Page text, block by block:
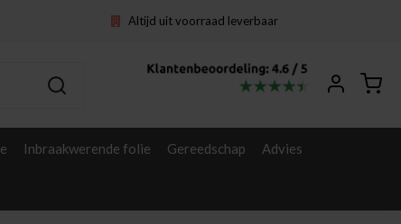
Altijd uit voorraad leverbaar
Inbraakwerende folie Gereedschap Advies